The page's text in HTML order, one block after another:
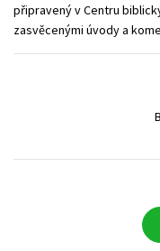
připravený v Centru
zasvěcenými úvody a